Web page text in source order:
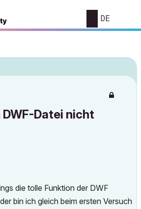
DE
Datei nicht
die tolle Funktion der DWF
bin ich gleich beim ersten Versuch